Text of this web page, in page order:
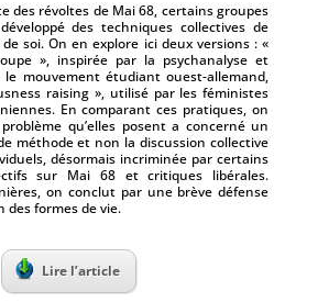
des révoltes de Mai 68, certains groupes
des techniques collectives de
soi. On en explore ici deux versions : «
», inspirée par la psychanalyse et
le mouvement étudiant ouest-allemand,
raising », utilisé par les féministes
En comparant ces pratiques, on
qu’elles posent a concerné un
méthode et non la discussion collective
désormais incriminée par certains
sur Mai 68 et critiques libérales.
on conclut par une brève défense
des formes de vie.
Lire l’article